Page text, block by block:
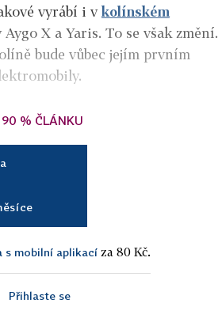
vyrábí i vkolínském
X a Yaris. To se však změní.
bude vůbec jejím prvním
90 % ČLÁNKU
s mobilní aplikací za 80 Kč.
Přihlaste se